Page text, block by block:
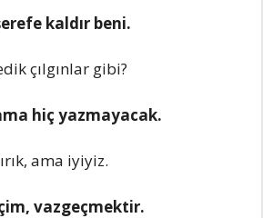
kaldır beni.
çılgınlar gibi?
hiç yazmayacak.
ama iyiyiz.
vazgеçmеktir.